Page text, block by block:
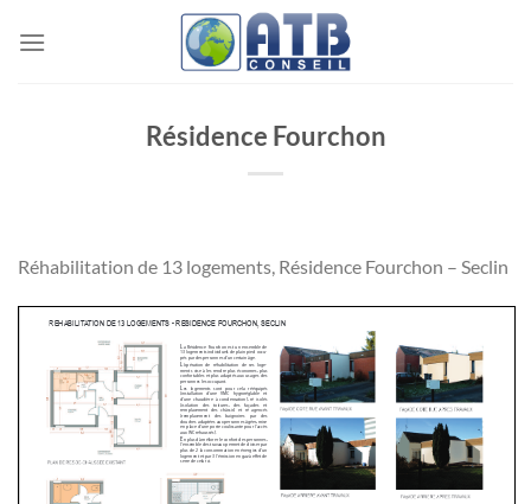
Résidence Fourchon
Réhabilitation de 13 logements, Résidence Fourchon – Seclin